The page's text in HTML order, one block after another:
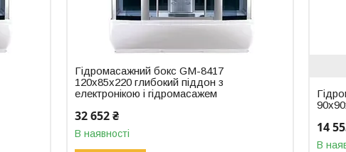
Гідромасажний бокс GM-8417
120x85x220 глибокий піддон з
електронікою і гідромасажем
32 652 ₴
В наявності 14
В